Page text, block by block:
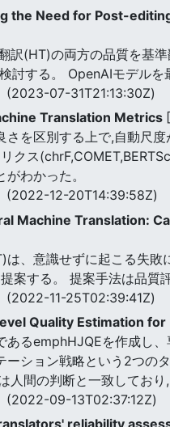
the Need for Post-
訳(HT)の両方の品質を基
討する。 OpenAIモデルを
(2023-07-31T21:13:30Z)
Translation Metrics
さを区別する上で,自動尺
クス
わかった。
(2022-12-20T14:39:58Z)
Machine Translation:
、意識せずに起こる失
案する。 提案手法は品質
(2022-11-25T02:39:41Z)
Quality Estimation
あるemphHJQEを作成し
ーション戦略という2つの
人間の判断と一致してお
(2022-09-13T02:37:12Z)